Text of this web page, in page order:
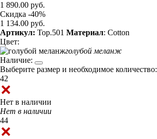
1 890.00 руб.
Скидка -40%
1 134.00 руб.
Артикул: Top.501 Материал: Cotton
Цвет:
голубой меланж
Наличие:
Выберите размер и необходимое количество:
42
Нет в наличии
Нет в наличии
44